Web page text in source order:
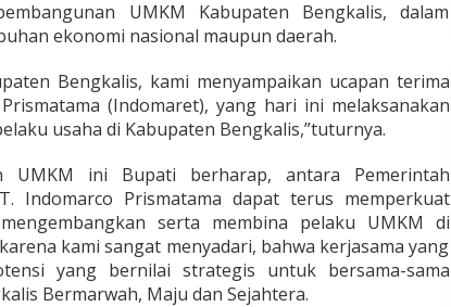
UMKM Kabupaten Bengkalis, dalam
ekonomi nasional maupun daerah.
Bengkalis, kami menyampaikan ucapan terima
(Indomaret), yang hari ini melaksanakan
usaha di Kabupaten Bengkalis,”tuturnya.
UMKM ini Bupati berharap, antara Pemerintah
Indomarco Prismatama dapat terus memperkuat
serta membina pelaku UMKM di
kami sangat menyadari, bahwa kerjasama yang
yang bernilai strategis untuk bersama-sama
Bermarwah, Maju dan Sejahtera.